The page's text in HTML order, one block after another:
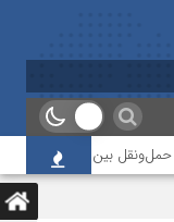
بین‌المللی؛ شرکت‌ها